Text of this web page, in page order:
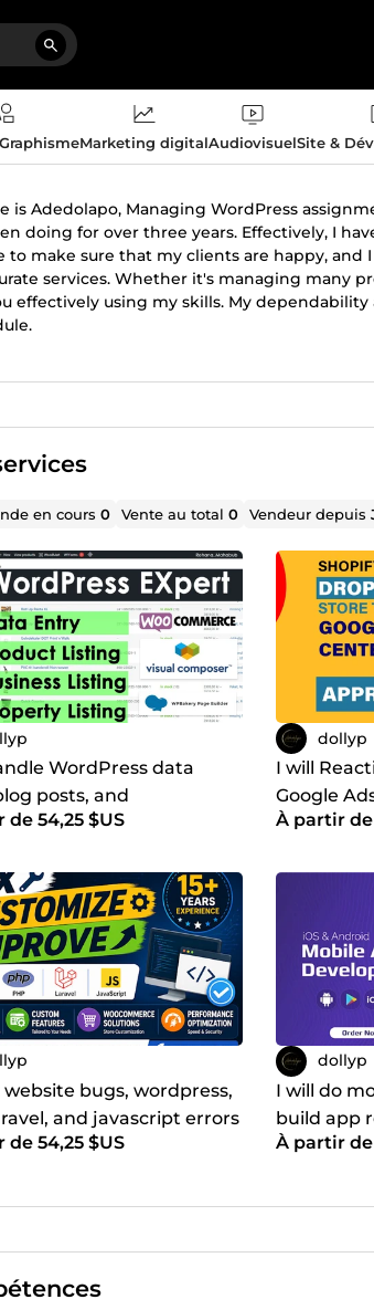
Marketing digitalAudiovisuelSite &
is Adedolapo, Managing WordPress
doing for over three years. Effectively, I
to make sure that my clients are happy,
services. Whether it's managing many
effectively using my skills. My
en cours0 Vente au total0 Vendeur depuis
WordPress data
posts, and
product listings
54,25 $US
dollyp
I will
Google
Center
À partir de
website bugs, wordpress,
and javascript errors
54,25 $US
dollyp
I will do
build app
mobile
À partir de